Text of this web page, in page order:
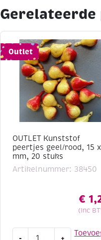
Outlet
OUTLET Kunststof
peertjes geel/rood, 15
mm, 20 stuks
Artikelnummer: 38450
€
(Inc
- +